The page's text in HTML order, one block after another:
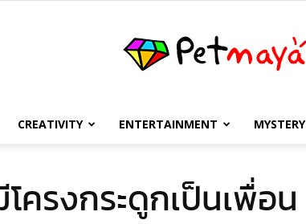
เพชร
CREATIVITY ENTERTAINMENT MYSTERY
ครงกระดูกเป็นเพื่อน